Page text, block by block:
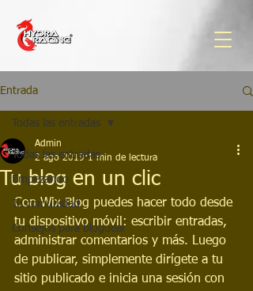
Entrada
Todas las entradas
Empezando
Tu comunidad
Consejos para bloguear
Todas las entradas
Tu blog en un clic
Admin
2 ago 2019 1 min de lectura
Con Wix Blog puedes hacer todo desde
tu dispositivo móvil: escribir entradas,
administrar comentarios y más. Luego
de publicar, simplemente dirígete a tu
sitio publicado e inicia una sesión con